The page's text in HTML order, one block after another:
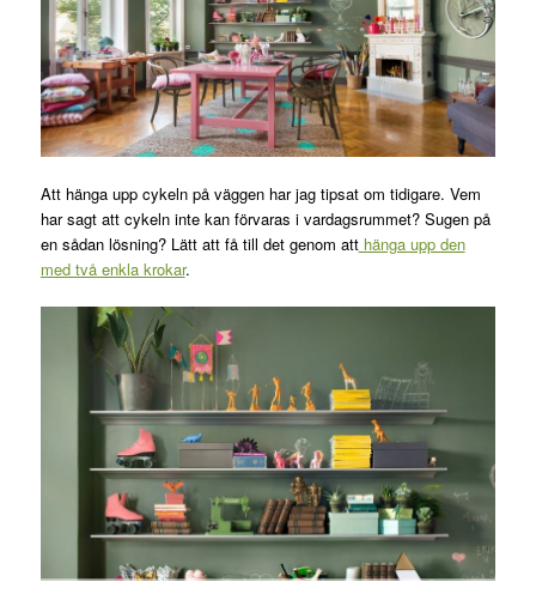
Att hänga upp cykeln på väggen har jag tipsat om tidigare. Vem
har sagt att cykeln inte kan förvaras i vardagsrummet? Sugen på
en sådan lösning? Lätt att få till det genom atthänga upp den
med två enkla krokar.